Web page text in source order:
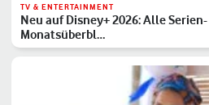
TV & ENTERTAINMENT
Neu auf Disney+ 2026: Alle
Monatsüberbl…